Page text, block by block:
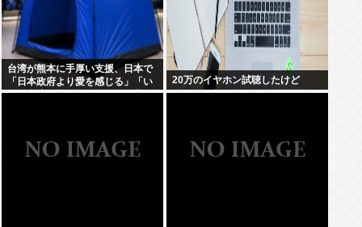
台湾が熊本に手厚い支援、日本で
「日本政府より愛を感じる」「い
っそ台湾に統治してもらった方が
20万のイヤホン試聴したけど